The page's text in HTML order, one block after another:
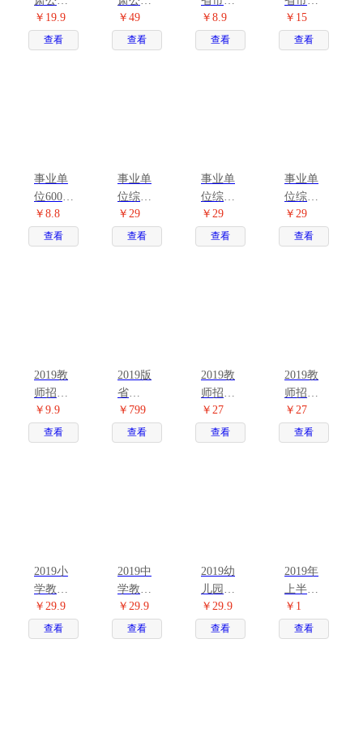
员省考4
本套
￥19.9
查看
员省考
密押卷
￥49
查看
考3600
题库
￥8.9
查看
考真题
试卷
￥15
查看
事业单
位6000
题
￥8.8
查看
事业单
位综合
管理A类
￥29
查看
事业单
位综合
管理B类
￥29
查看
事业单
位综合
管理C类
￥29
查看
2019教
师招聘
2200题
库
￥9.9
查看
2019版
省
（市、
县）事
业单位D
￥799
查看
2019教
师招聘
小学教
育理论
综合知
￥27
查看
2019教
师招聘
中学教
育理论
综合知
￥27
查看
2019小
学教师
资格4本
套
￥29.9
查看
2019中
学教师
资格4本
套
￥29.9
查看
2019幼
儿园教
师资格4
本套
￥29.9
查看
2019年
上半年
教师资
格面试1
元礼包
￥1
查看